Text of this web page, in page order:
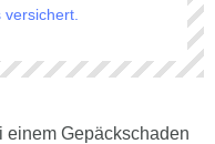
einem Gepäckschaden